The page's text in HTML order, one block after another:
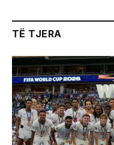
TË TJERA